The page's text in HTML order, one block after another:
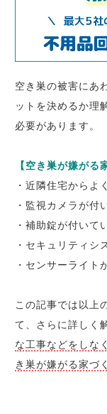
空き巣の被害にあ
ットを決めるか理
必要があります。
【空き巣が嫌がる
・近隣住宅からよ
・監視カメラが付
・補助錠が付いて
・セキュリティシ
・センサーライト
この記事では以上
て、さらに詳しく
な工事などをしな
き巣が嫌がる家づ